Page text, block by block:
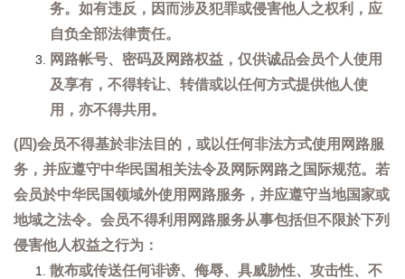
务。如有违反，因而涉及犯罪或侵害他人之权利，应
自负全部法律责任。
网路帐号、密码及网路权益，仅供诚品会员个人使用
及享有，不得转让、转借或以任何方式提供他人使
用，亦不得共用。
(四)会员不得基於非法目的，或以任何非法方式使用网路服
务，并应遵守中华民国相关法令及网际网路之国际规范。若
会员於中华民国领域外使用网路服务，并应遵守当地国家或
地域之法令。会员不得利用网路服务从事包括但不限於下列
侵害他人权益之行为：
散布或传送任何诽谤、侮辱、具威胁性、攻击性、不